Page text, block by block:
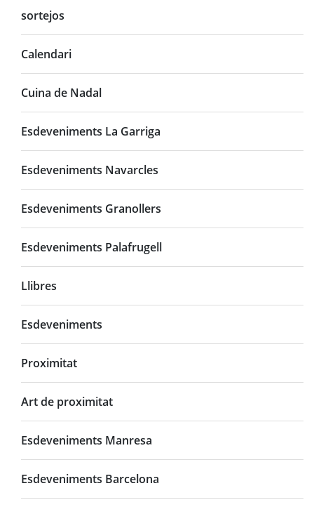
sortejos
Calendari
Cuina de Nadal
Esdeveniments La Garriga
Esdeveniments Navarcles
Esdeveniments Granollers
Esdeveniments Palafrugell
Llibres
Esdeveniments
Proximitat
Art de proximitat
Esdeveniments Manresa
Esdeveniments Barcelona